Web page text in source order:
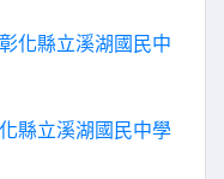
化縣立溪湖國民中
縣立溪湖國民中學